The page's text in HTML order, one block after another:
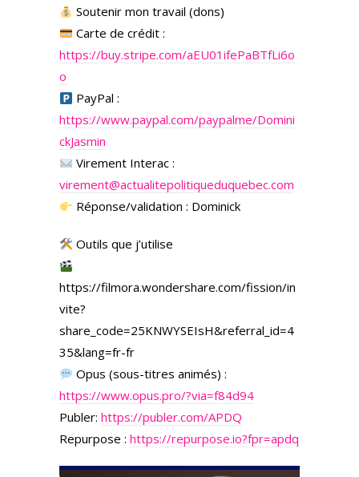
Soutenir mon travail (dons)
Carte de crédit :
https://buy.stripe.com/aEU01ifePaBTfLi6o
o
PayPal :
https://www.paypal.com/paypalme/Domini
ckJasmin
Virement Interac :
virement@actualitepolitiqueduquebec.com
Réponse/validation : Dominick
Outils que j’utilise
https://filmora.wondershare.com/fission/in
vite?
share_code=25KNWYSEIsH&referral_id=4
35&lang=fr-fr
Opus (sous-titres animés) :
https://www.opus.pro/?via=f84d94
Publer: https://publer.com/APDQ
Repurpose : https://repurpose.io?fpr=apdq